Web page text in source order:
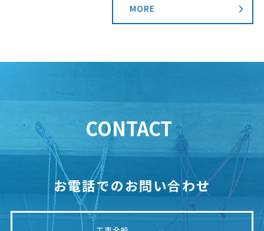
MORE
CONTACT
お電話でのお問い合わせ